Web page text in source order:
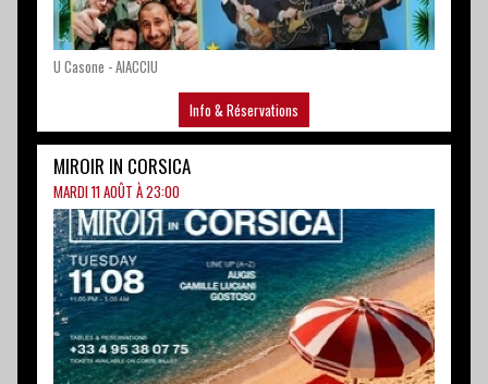
MIROIR IN CORSICA
MARDI 11 AOÛT À 23:00
Musica elettronica
Info & Réservations